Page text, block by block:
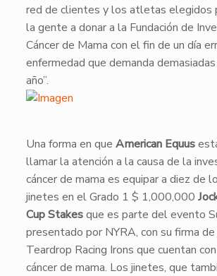
red de clientes y los atletas elegidos
la gente a donar a la Fundación de
Cáncer de Mama con el fin de un día
enfermedad que demanda
año”.
​Una forma en que American Equus
llamar la atención a la causa de la
cáncer de mama es equipar a diez de
jinetes en el Grado 1 $ 1,000,000
Cup Stakesque es parte del evento
presentado por NYRA, con su firma
Teardrop Racing Irons que cuentan
cáncer de mama. Los jinetes, que